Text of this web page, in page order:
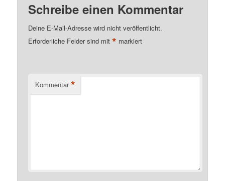
Schreibe einen Kommentar
Deine E-Mail-Adresse wird nicht veröffentlicht.
Erforderliche Felder sind mit* markiert
Kommentar *